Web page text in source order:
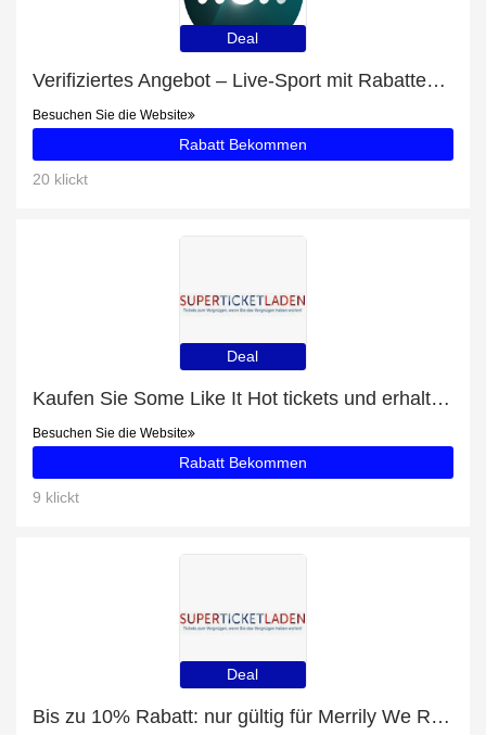
Deal
Verifiziertes Angebot – Live-Sport mit Rabatten von bis zu 21%
Besuchen Sie die Website
Rabatt Bekommen
20 klickt
Deal
Kaufen Sie Some Like It Hot tickets und erhalten Sie 8% Rabatt
Besuchen Sie die Website
Rabatt Bekommen
9 klickt
Deal
Bis zu 10% Rabatt: nur gültig für Merrily We Roll Along tickets